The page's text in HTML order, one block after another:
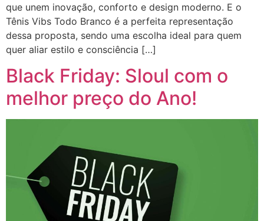
que unem inovação, conforto e design moderno. E o
Tênis Vibs Todo Branco é a perfeita representação
dessa proposta, sendo uma escolha ideal para quem
quer aliar estilo e consciência […]
Black Friday: Sloul com o
melhor preço do Ano!